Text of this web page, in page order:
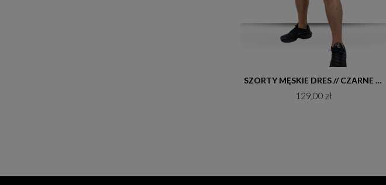
Do koszyka SZORTY MĘSKIE DRES // CZARNE / BIAŁY CS LAUR
129,00 zł